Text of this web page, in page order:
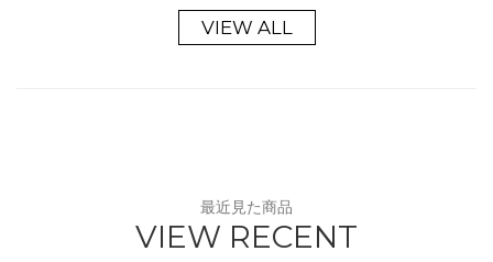
VIEW ALL
最近見た商品
VIEW RECENT